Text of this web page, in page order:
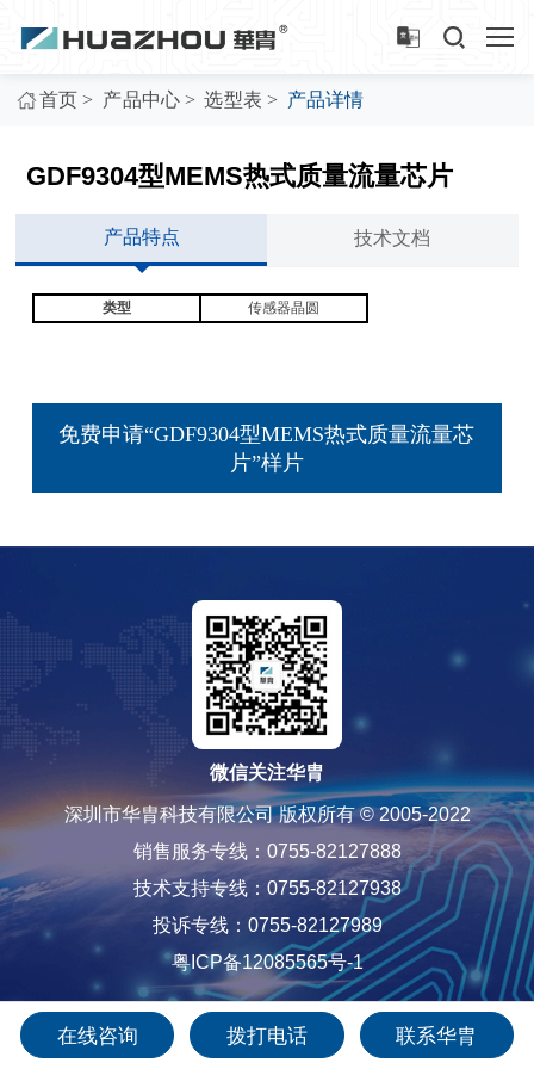
首页 > 产品中心 > 选型表 > 产品详情
GDF9304型MEMS热式质量流量芯片
产品特点 技术文档
类型 传感器晶圆
免费申请“GDF9304型MEMS热式质量流量芯
片”样片
微信关注华胄
深圳市华胄科技有限公司 版权所有 © 2005-2022
销售服务专线：0755-82127888
技术支持专线：0755-82127938
投诉专线：0755-82127989
粤ICP备12085565号-1
在线咨询 拨打电话 联系华胄